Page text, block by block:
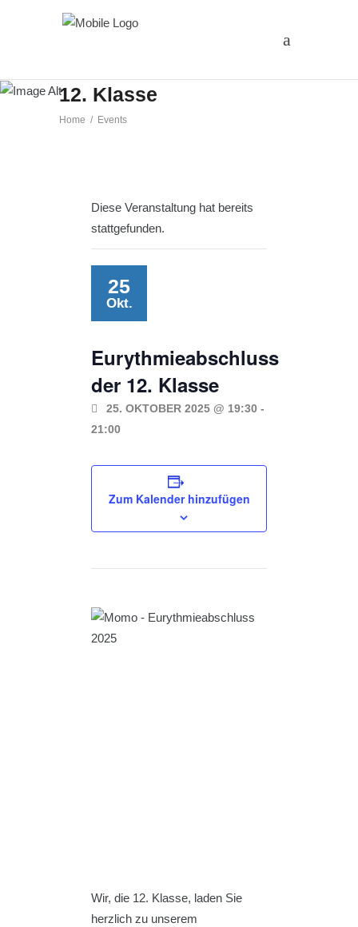
12. Klasse
Home / Events
Diese Veranstaltung hat bereits
stattgefunden.
25
Okt.
Eurythmieabschluss
der 12. Klasse
25. OKTOBER 2025 @ 19:30 -
21:00
Zum Kalender hinzufügen
Wir, die 12. Klasse, laden Sie
herzlich zu unserem